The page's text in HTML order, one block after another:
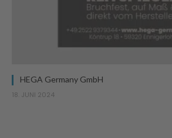
HEGA Germany GmbH
18. JUNI 2024